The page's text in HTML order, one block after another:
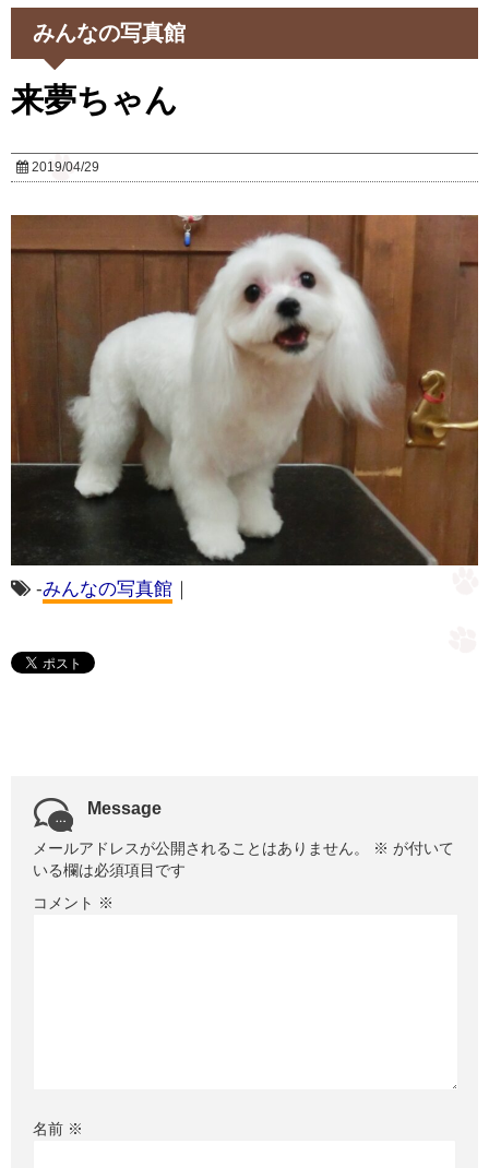
みんなの写真館
来夢ちゃん
2019/04/29
-みんなの写真館
Message
メールアドレスが公開されることはありません。 ※ が付いて
いる欄は必須項目です
コメント ※
名前 ※